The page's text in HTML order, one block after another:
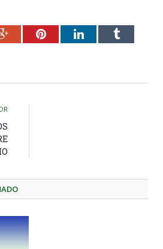
Google+PinterestLinkedInTumblr